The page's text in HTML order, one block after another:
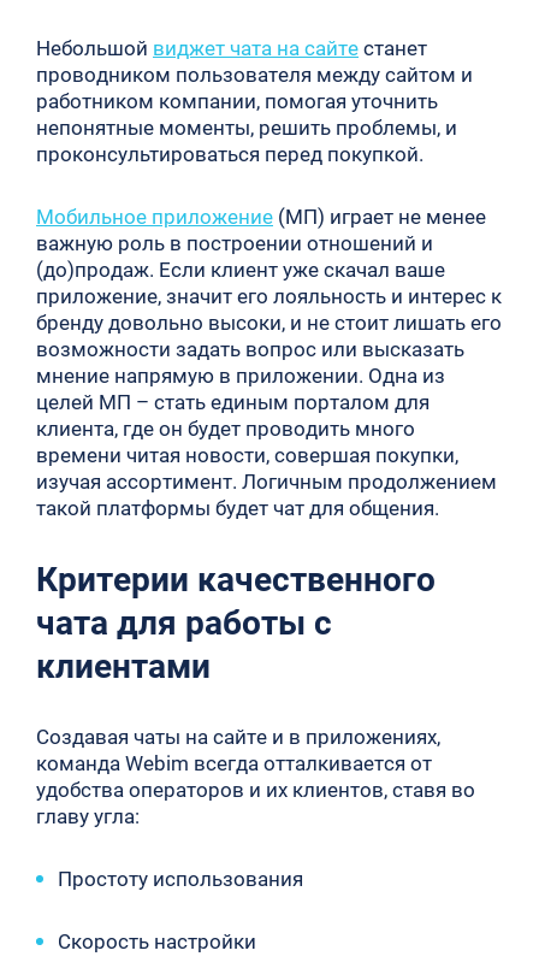
Небольшой виджет чата на сайтестанет
проводником пользователя между сайтом и
работником компании, помогая уточнить
непонятные моменты, решить проблемы, и
проконсультироваться перед покупкой.
Мобильное приложение (МП) играет не менее
важную роль в построении отношений и
(до)продаж. Если клиент уже скачал ваше
приложение, значит его лояльность и интерес к
бренду довольно высоки, и не стоит лишать его
возможности задать вопрос или высказать
мнение напрямую в приложении. Одна из
целей МП – стать единым порталом для
клиента, где он будет проводить много
времени читая новости, совершая покупки,
изучая ассортимент. Логичным продолжением
такой платформы будет чат для общения.
Критерии качественного
чата для работы с
клиентами
Создавая чаты на сайте и в приложениях,
команда Webim всегда отталкивается от
удобства операторов и их клиентов, ставя во
главу угла:
Простоту использования
Скорость настройки